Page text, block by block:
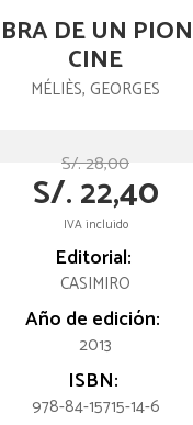
DE UN
CINE
MÉLIÈS, GEORGES
S/. 28,00
S/. 22,40
IVA incluido
Editorial:
CASIMIRO
Año de edición:
2013
ISBN:
978-84-15715-14-6